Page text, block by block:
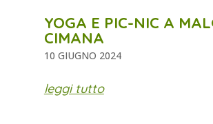
YOGA E PIC-NIC A
CIMANA
10 GIUGNO 2024
leggi tutto